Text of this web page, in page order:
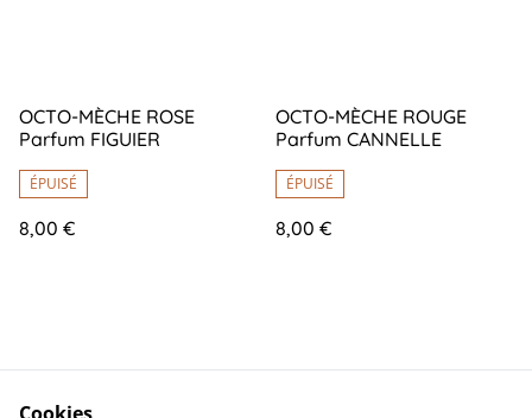
OCTO-MÈCHE ROSE
Parfum FIGUIER
ÉPUISÉ
8,00 €
OCTO-MÈCHE ROUGE
Parfum CANNELLE
ÉPUISÉ
8,00 €